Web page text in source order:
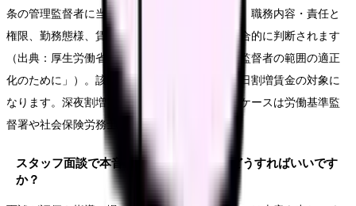
条の管理監督者に当たるかは、役職名ではなく、職務内容・責任と
権限、勤務態様、賃金等の待遇という実態で総合的に判断されます
（出典：厚生労働省「労働基準法における管理監督者の範囲の適正
化のために」）。該当しない場合は時間外・休日割増賃金の対象に
なります。深夜割増賃金の扱いを含め、自分のケースは労働基準監
督署や社会保険労務士に確認してください。
スタッフ面談で本音を引き出せません。どうすればいいです
か？